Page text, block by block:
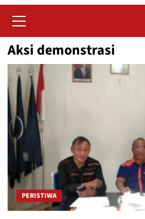
Menu
Aksi demonstrasi
PERISTIWA